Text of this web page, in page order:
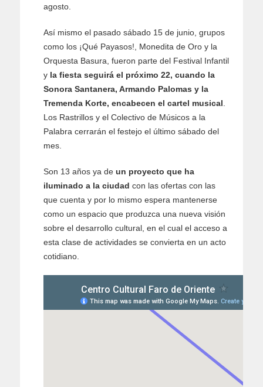
agosto.
Así mismo el pasado sábado 15 de junio, grupos
como los ¡Qué Payasos!, Monedita de Oro y la
Orquesta Basura, fueron parte del Festival Infantil
y la fiesta seguirá el próximo 22, cuando la
Sonora Santanera, Armando Palomas y la
Tremenda Korte, encabecen el cartel musical
Los Rastrillos y el Colectivo de Músicos a la
Palabra cerrarán el festejo el último sábado del
mes.
Son 13 años ya de un proyecto que ha
iluminado a la ciudad con las ofertas con las
que cuenta y por lo mismo espera mantenerse
como un espacio que produzca una nueva visión
sobre el desarrollo cultural, en el cual el acceso a
esta clase de actividades se convierta en un acto
cotidiano.